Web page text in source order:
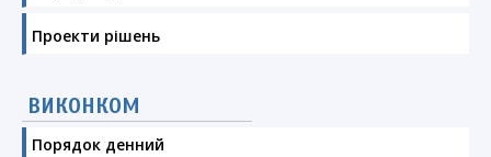
Проекти рішень
ВИКОНКОМ
Порядок денний